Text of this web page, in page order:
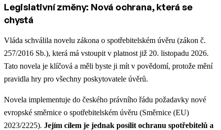
Legislativní změny: Nová ochrana, která se
chystá
Vláda schválila novelu zákona o spotřebitelském úvěru (zákon č.
257/2016 Sb.), která má vstoupit v platnost již 20. listopadu 2026.
Tato novela je klíčová a měli byste ji mít v povědomí, protože mění
pravidla hry pro všechny poskytovatele úvěrů.
Novela implementuje do českého právního řádu požadavky nové
evropské směrnice o spotřebitelském úvěru (Směrnice (EU)
2023/2225). Jejím cílem je jednak posílit ochranu spotřebitelů a